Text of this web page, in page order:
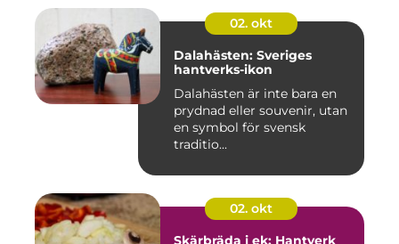
02. okt
Dalahästen: Sveriges
hantverks-ikon
Dalahästen är inte bara en
prydnad eller souvenir, utan
en symbol för svensk
traditio...
02. okt
Skärbräda i ek: Hantverk